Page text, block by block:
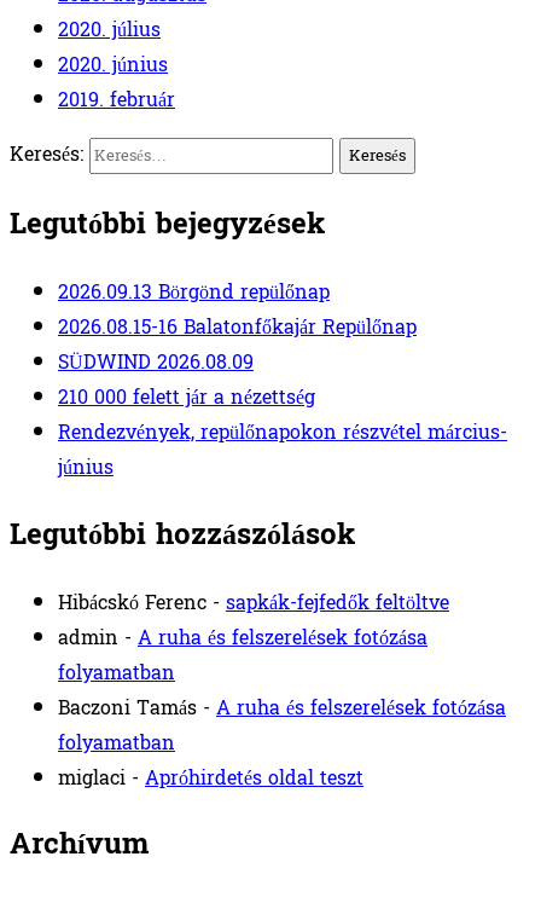
2020. július
2020. június
2019. február
Keresés:
Legutóbbi bejegyzések
2026.09.13 Börgönd repülőnap
2026.08.15-16 Balatonfőkajár Repülőnap
SÜDWIND 2026.08.09
210 000 felett jár a nézettség
Rendezvények, repülőnapokon részvétel március-
június
Legutóbbi hozzászólások
Hibácskó Ferenc - sapkák-fejfedők feltöltve
admin - A ruha és felszerelések fotózása
folyamatban
Baczoni Tamás - A ruha és felszerelések fotózása
folyamatban
miglaci - Apróhirdetés oldal teszt
Archívum